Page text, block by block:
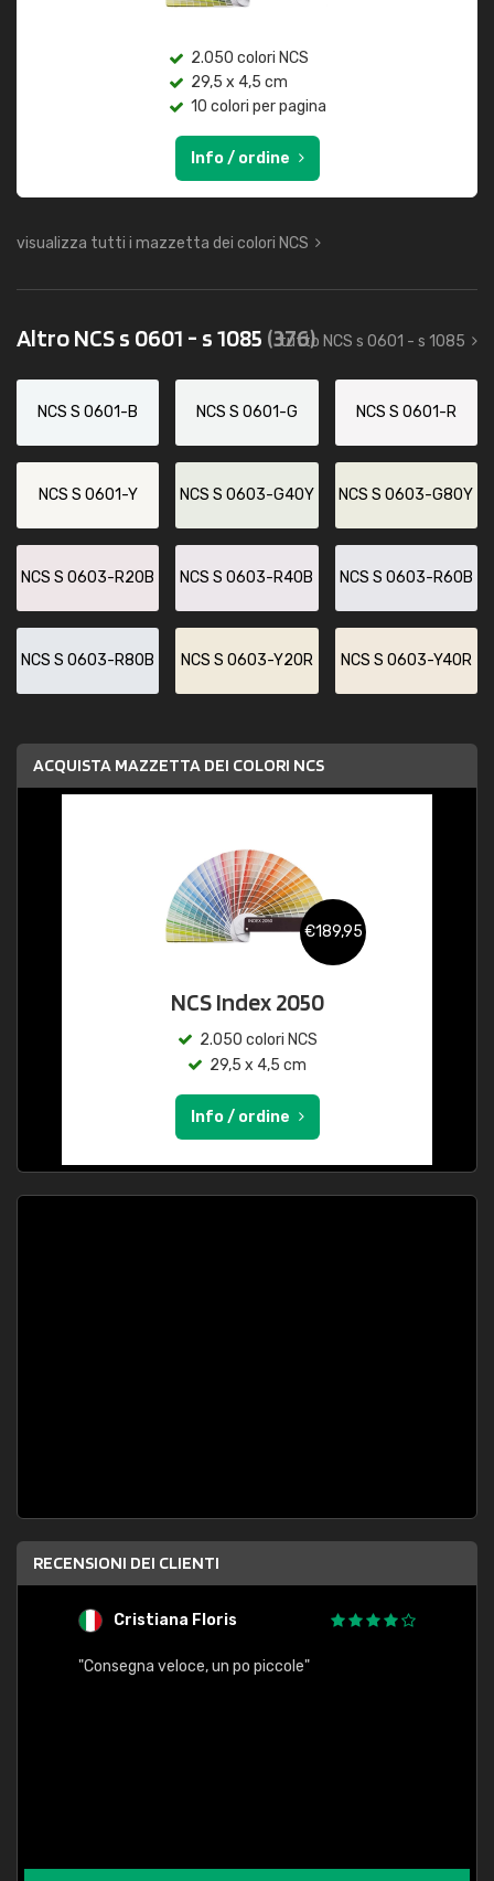
2.050 colori NCS
29,5 x 4,5 cm
10 colori per pagina
Info / ordine
visualizza tutti i mazzetta dei colori NCS
Altro NCS s 0601 - s 1085 (376)
tutto NCS s 0601 - s 1085
NCS S 0601-B NCS S 0601-G NCS S 0601-R
NCS S 0601-Y NCS S 0603-G40Y NCS S 0603-G80Y
NCS S 0603-R20B NCS S 0603-R40B NCS S 0603-R60B
NCS S 0603-R80B NCS S 0603-Y20R NCS S 0603-Y40R
ACQUISTA MAZZETTA DEI COLORI NCS
€189,95
NCS Index 2050
2.050 colori NCS
29,5 x 4,5 cm
Info / ordine
RECENSIONI DEI CLIENTI
Cristiana Floris
"Consegna veloce, un po piccole"